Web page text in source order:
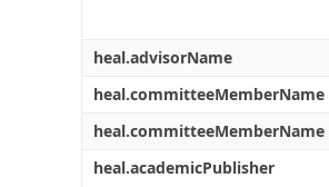
heal.advisorName
heal.committeeMemberName
heal.committeeMemberName
heal.academicPublisher